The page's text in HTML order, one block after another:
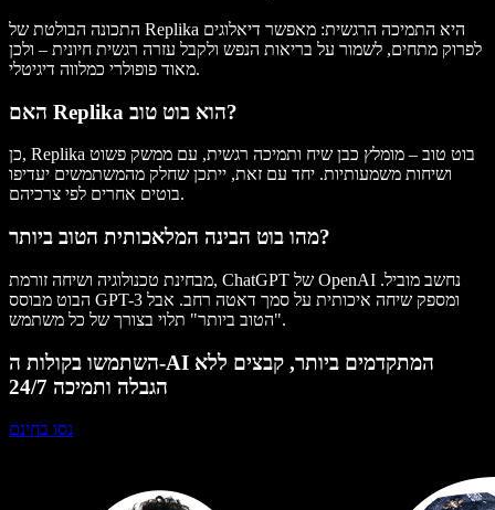
התכונה הבולטת של Replika היא התמיכה הרגשית: מאפשר דיאלוגים
לפרוק מתחים, לשמור על בריאות הנפש ולקבל עזרה רגשית חיונית – ולכן
מאוד פופולרי כמלווה דיגיטלי.
האם Replika הוא בוט טוב?
כן, Replika בוט טוב – מומלץ כבן שיח ותמיכה רגשית, עם ממשק פשוט
ושיחות משמעותיות. יחד עם זאת, ייתכן שחלק מהמשתמשים יעדיפו
בוטים אחרים לפי צרכיהם.
מהו בוט הבינה המלאכותית הטוב ביותר?
מבחינת טכנולוגיה ושיחה זורמת, ChatGPT של OpenAI נחשב מוביל.
הבוט מבוסס GPT-3 ומספק שיחה איכותית על סמך דאטה רחב. אבל
"הטוב ביותר" תלוי בצורך של כל משתמש.
השתמשו בקולות ה-AI המתקדמים ביותר, קבצים ללא
הגבלה ותמיכה 24/7
נסו בחינם